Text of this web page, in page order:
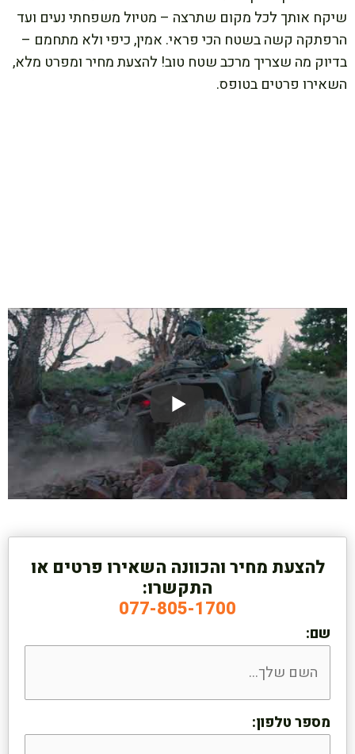
שיקח אותך לכל מקום שתרצה – מטיול משפחתי נעים ועד
הרפתקה קשה בשטח הכי פראי. אמין, כיפי ולא מתחמם –
בדיוק מה שצריך מרכב שטח טוב! להצעת מחיר ומפרט מלא,
השאירו פרטים בטופס.
להצעת מחיר והכוונה השאירו פרטים או
התקשרו:
077-805-1700
שם:
מספר טלפון: